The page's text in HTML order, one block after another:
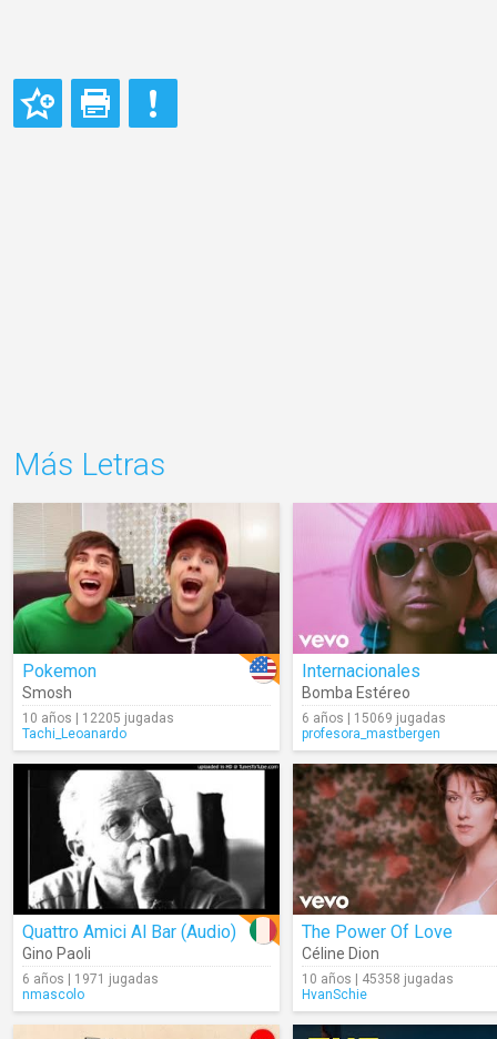
Más Letras
Pokemon
Smosh
10 años | 12205 jugadas
Tachi_Leoanardo
Internacionales
Bomba Estéreo
6 años | 15069 jugadas
profesora_mastbergen
Quattro Amici Al Bar (Audio)
Gino Paoli
6 años | 1971 jugadas
nmascolo
The Power Of Love
Céline Dion
10 años | 45358 jugadas
HvanSchie